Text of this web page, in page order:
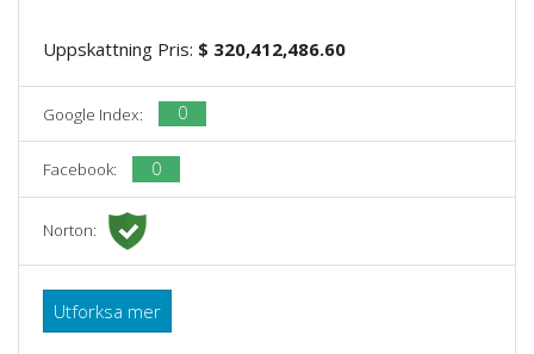
Uppskattning Pris: $ 320,412,486.60
Google Index: 0
Facebook: 0
Norton:
Utforksa mer